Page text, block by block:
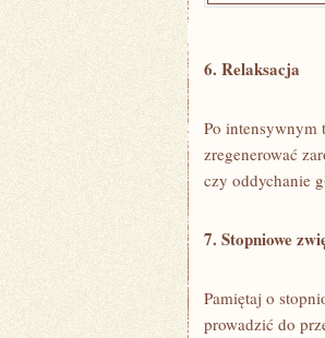
6. Relaksacja
Po ⁤intensywnym
zregenerować
czy oddychanie
7. Stopniowe
Pamiętaj o
prowadzić do